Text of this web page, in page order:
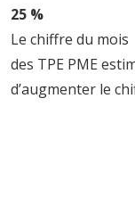
25 %
Le chiffre du mois
des TPE PME
d’augmenter le